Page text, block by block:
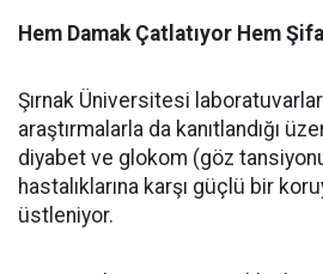
Hem Damak Çatlatıyor Hem
Şırnak Üniversitesi
araştırmalarla da kanıtlandığı
diyabet ve glokom (göz
hastalıklarına karşı güçlü bir
üstleniyor.